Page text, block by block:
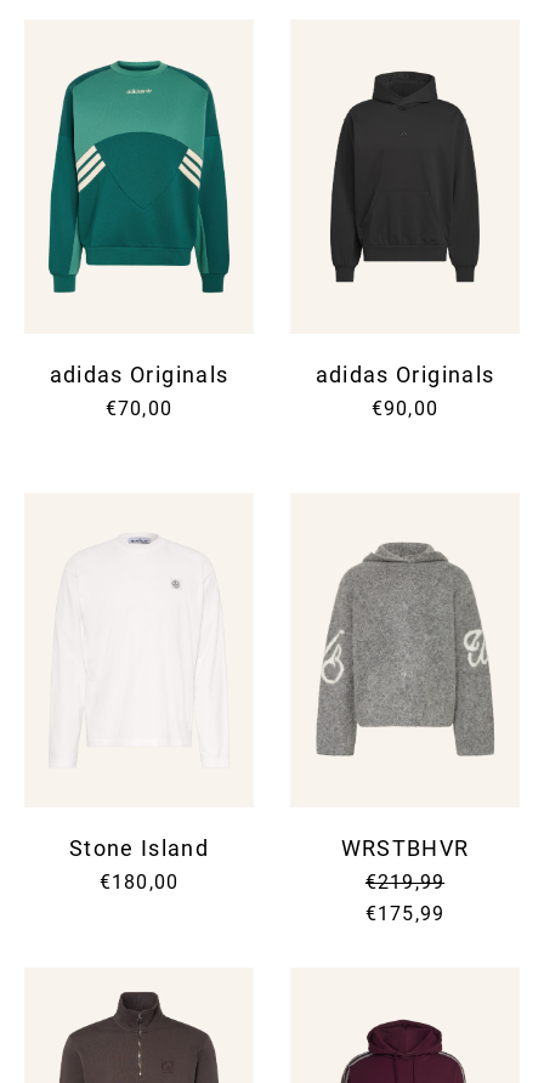
adidas Originals
€70,00
adidas Originals
€90,00
Stone Island
€180,00
WRSTBHVR
€219,99
€175,99